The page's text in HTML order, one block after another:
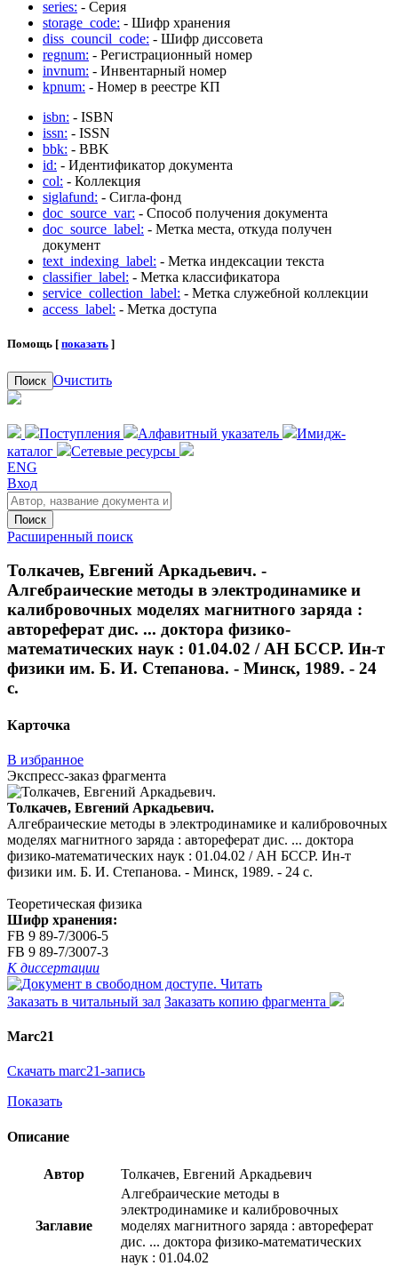
series: - Серия
storage_code: - Шифр хранения
diss_council_code: - Шифр диссовета
regnum: - Регистрационный номер
invnum: - Инвентарный номер
kpnum: - Номер в реестре КП
isbn: - ISBN
issn: - ISSN
bbk: - BBK
id: - Идентификатор документа
col: - Коллекция
siglafund: - Сигла-фонд
doc_source_var: - Способ получения документа
doc_source_label: - Метка места, откуда получен
документ
text_indexing_label: - Метка индексации текста
classifier_label: - Метка классификатора
service_collection_label: - Метка служебной коллекции
access_label: - Метка доступа
Помощь [ показать ]
Поиск Очистить
Поступления Алфавитный указатель
Имидж-
каталог
Сетевые ресурсы
ENG
Вход
Поиск
Расширенный поиск
Толкачев, Евгений Аркадьевич. -
Алгебраические методы в электродинамике и
калибровочных моделях магнитного заряда :
автореферат дис. ... доктора физико-
математических наук : 01.04.02 / АН БССР. Ин-т
физики им. Б. И. Степанова. - Минск, 1989. - 24
с.
Карточка
В избранное
Экспресс-заказ фрагмента
Толкачев, Евгений Аркадьевич.
Алгебраические методы в электродинамике и калибровочных
моделях магнитного заряда : автореферат дис. ... доктора
физико-математических наук : 01.04.02 / АН БССР. Ин-т
физики им. Б. И. Степанова. - Минск, 1989. - 24 с.
Теоретическая физика
Шифр хранения:
FB 9 89-7/3006-5
FB 9 89-7/3007-3
К диссертации
Читать
Заказать в читальный зал Заказать копию фрагмента
Marc21
Скачать marc21-запись
Показать
Описание
Автор Толкачев, Евгений Аркадьевич
Заглавие
Алгебраические методы в
электродинамике и калибровочных
моделях магнитного заряда : автореферат
дис. ... доктора физико-математических
наук : 01.04.02